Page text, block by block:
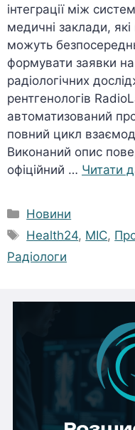
інтеграції між
медичні заклади,
можуть
формувати заявки
радіологічних
рентгенологів
автоматизований
повний цикл
Виконаний опис
офіційний … Читати
Категорії
Новини
Позначки
Health24, МІС,
Радіологи